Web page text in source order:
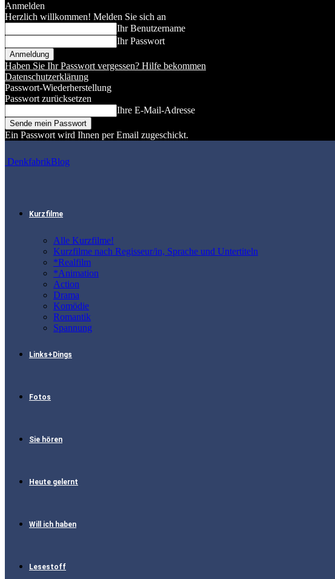
Anmelden
Herzlich willkommen! Melden Sie sich an
Ihr Benutzername
Ihr Passwort
Haben Sie Ihr Passwort vergessen? Hilfe bekommen
Datenschutzerklärung
Passwort-Wiederherstellung
Passwort zurücksetzen
Ihre E-Mail-Adresse
Ein Passwort wird Ihnen per Email zugeschickt.
DenkfabrikBlog
Kurzfilme
Alle Kurzfilme!
Kurzfilme nach Regisseur/in, Sprache und Untertiteln
*Realfilm
*Animation
Action
Drama
Komödie
Romantik
Spannung
Links+Dings
Fotos
Sie hören
Heute gelernt
Will ich haben
Lesestoff